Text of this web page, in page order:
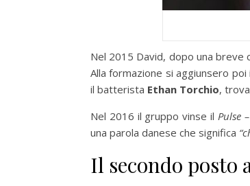
Nel 2015 David, dopo una breve
Alla formazione si aggiunsero
il batterista Ethan Torchio,
Nel 2016 il gruppo vinse il Pulse
una parola danese che significa
Il secondo posto